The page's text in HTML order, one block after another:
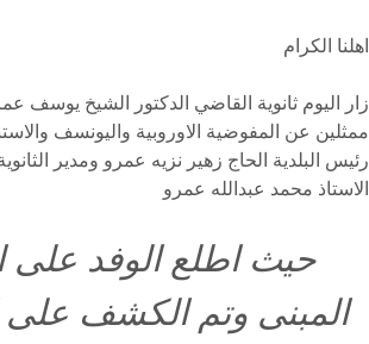
اهلنا الكرام
زار اليوم ثانوية القاضي الدكتور الشيخ يوسف
ممثلين عن المفوضية الاوروبية واليونسف
رئيس البلدية الحاج زهير نزيه عمرو ومدير
الاستاذ محمد عبدالله عمرو
حيث اطلع الوفد على
المبنى وتم الكشف على